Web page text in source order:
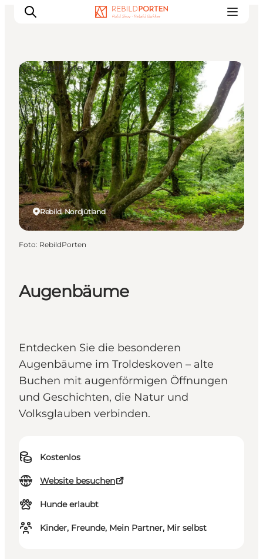
Familien
Liebespaar
Entdecker
Aktive
KALENDER & EVENTS
KARTEN
REISEPLANUNG
Augenbäume
Entdecken Sie die besonderen
Augenbäume im Troldeskoven – alte
Buchen mit augenförmigen Öffnungen
und Geschichten, die Natur und
Volksglauben verbinden.
Kostenlos
Website besuchen
Hunde erlaubt
Kinder, Freunde, Mein Partner, Mir selbst
Rebild, Nordjütland
Naturgebiete
Foto: RebildPorten